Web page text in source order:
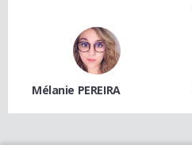
Mélanie PEREIRA